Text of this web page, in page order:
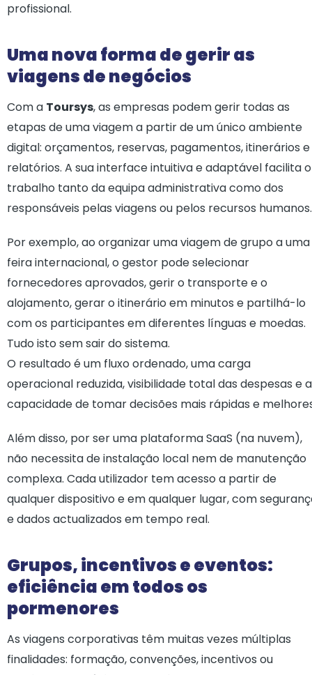
profissional.
Uma nova forma de gerir as
viagens de negócios
Com a Toursys, as empresas podem gerir todas as
etapas de uma viagem a partir de um único ambiente
digital: orçamentos, reservas, pagamentos, itinerários e
relatórios. A sua interface intuitiva e adaptável facilita o
trabalho tanto da equipa administrativa como dos
responsáveis pelas viagens ou pelos recursos humanos.
Por exemplo, ao organizar uma viagem de grupo a uma
feira internacional, o gestor pode selecionar
fornecedores aprovados, gerir o transporte e o
alojamento, gerar o itinerário em minutos e partilhá-lo
com os participantes em diferentes línguas e moedas.
Tudo isto sem sair do sistema.
O resultado é um fluxo ordenado, uma carga
operacional reduzida, visibilidade total das despesas e a
capacidade de tomar decisões mais rápidas e
Além disso, por ser uma plataforma SaaS (na nuvem),
não necessita de instalação local nem de manutenção
complexa. Cada utilizador tem acesso a partir de
qualquer dispositivo e em qualquer lugar, com
e dados actualizados em tempo real.
Grupos, incentivos e eventos:
eficiência em todos os
pormenores
As viagens corporativas têm muitas vezes múltiplas
finalidades: formação, convenções, incentivos ou